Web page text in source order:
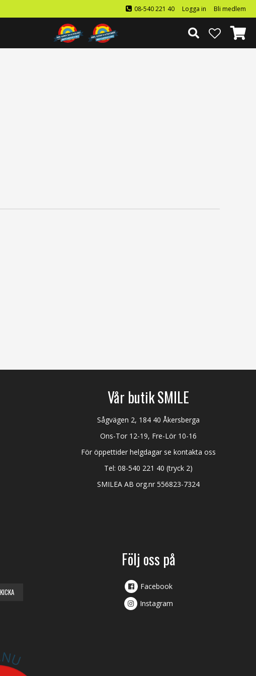
08-540 221 40 Logga in Bli medlem
Vår butik SMILE
Sågvägen 2, 184 40 Åkersberga
Ons-Tor 12-19, Fre-Lör 10-16
För öppettider helgdagar se kontakta oss
Tel:08-540 221 40 (tryck 2)
SMILEA AB org.nr 556823-7324
Följ oss på
Facebook
Instagram